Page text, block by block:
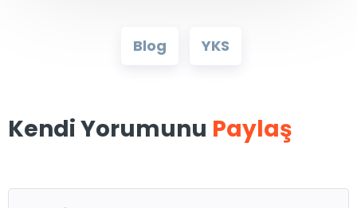
Blog YKS
Kendi Yorumunu Paylaş